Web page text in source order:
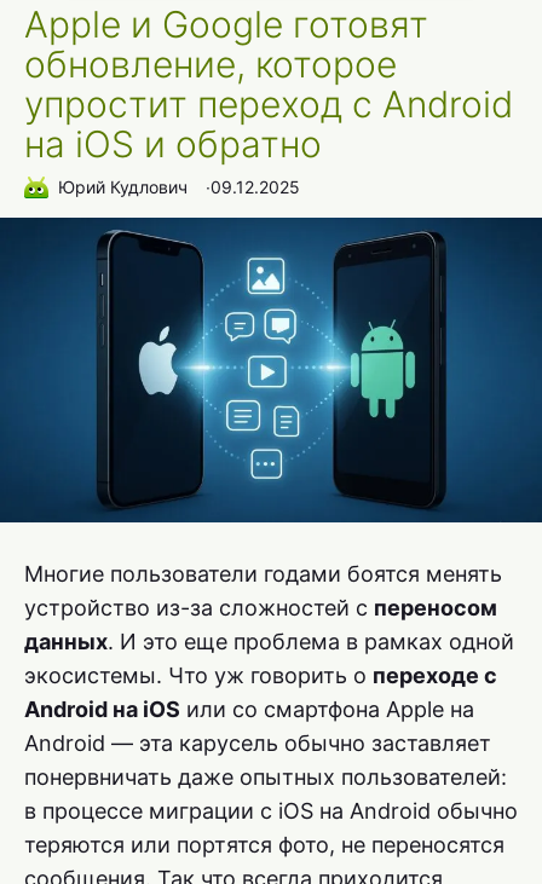
Apple и Google готовят
обновление, которое
упростит переход с Android
на iOS и обратно
Юрий Кудлович ∙09.12.2025
Многие пользователи годами боятся менять
устройство из-за сложностей с переносом
данных. И это еще проблема в рамках одной
экосистемы. Что уж говорить о переходе с
Android на iOS или со смартфона Apple на
Android — эта карусель обычно заставляет
понервничать даже опытных пользователей:
в процессе миграции с iOS на Android обычно
теряются или портятся фото, не переносятся